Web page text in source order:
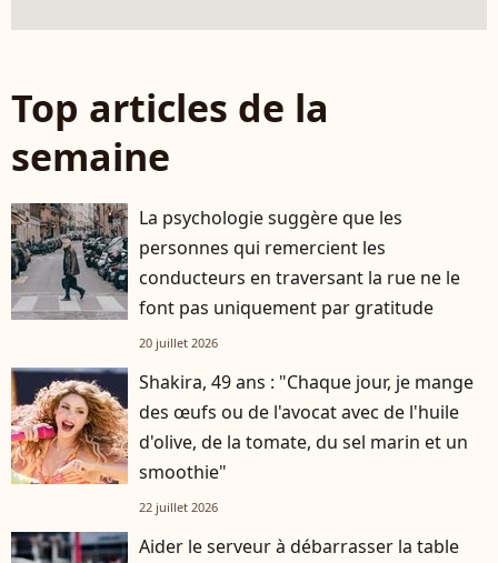
Top articles de la
semaine
La psychologie suggère que les
personnes qui remercient les
conducteurs en traversant la rue ne le
font pas uniquement par gratitude
20 juillet 2026
Shakira, 49 ans : "Chaque jour, je mange
des œufs ou de l'avocat avec de l'huile
d'olive, de la tomate, du sel marin et un
smoothie"
22 juillet 2026
Aider le serveur à débarrasser la table